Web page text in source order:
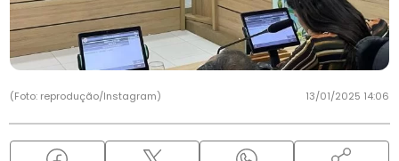
(Foto: reprodução/Instagram) 13/01/2025 14:06